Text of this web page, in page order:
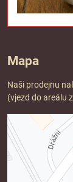
Mapa
Naši prodejnu
(vjezd do areálu